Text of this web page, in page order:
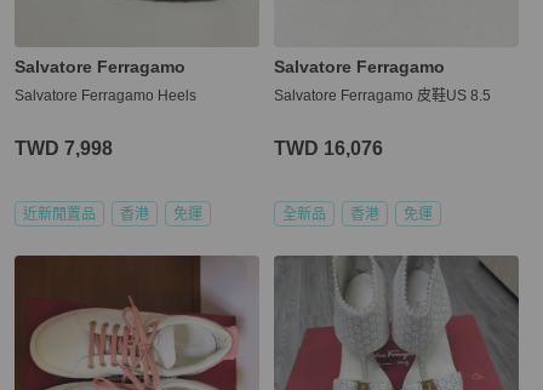
Salvatore Ferragamo
Salvatore Ferragamo Heels
TWD 7,998
近新閒置品 香港 免運
Salvatore Ferragamo
Salvatore Ferragamo 皮鞋US 8.5
TWD 16,076
全新品 香港 免運